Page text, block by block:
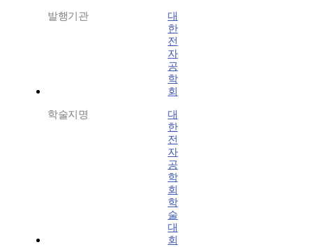
발행기관
대
한
전
자
공
학
회
학술지명
대
한
전
자
공
학
회
학
술
대
회